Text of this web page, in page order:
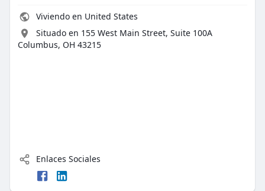
Viviendo en United States
Situado en 155 West Main Street, Suite 100A
Columbus, OH 43215
Enlaces Sociales